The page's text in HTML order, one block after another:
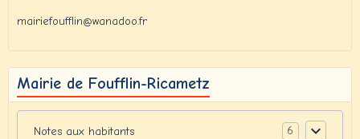
mairiefoufflin@wanadoo.fr
Mairie de Foufflin-Ricametz
Notes aux habitants 6